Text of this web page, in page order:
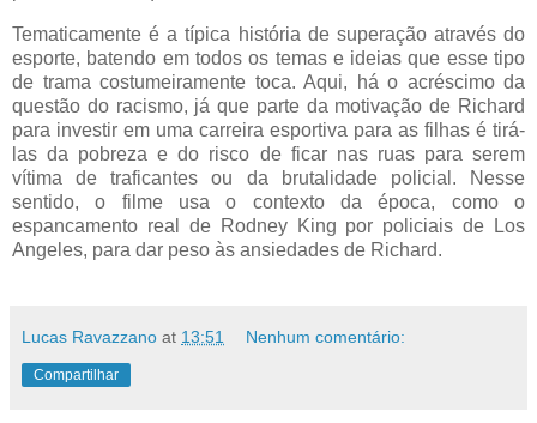
Tematicamente é a típica história de superação através do
esporte, batendo em todos os temas e ideias que esse tipo
de trama costumeiramente toca. Aqui, há o acréscimo da
questão do racismo, já que parte da motivação de Richard
para investir em uma carreira esportiva para as filhas é tirá-
las da pobreza e do risco de ficar nas ruas para serem
vítima de traficantes ou da brutalidade policial. Nesse
sentido, o filme usa o contexto da época, como o
espancamento real de Rodney King por policiais de Los
Angeles, para dar peso às ansiedades de Richard.
Lucas Ravazzano at 13:51 Nenhum comentário:
Compartilhar